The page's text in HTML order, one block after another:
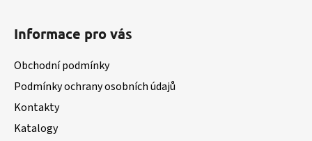
Informace pro vás
Obchodní podmínky
Podmínky ochrany osobních údajů
Kontakty
Katalogy